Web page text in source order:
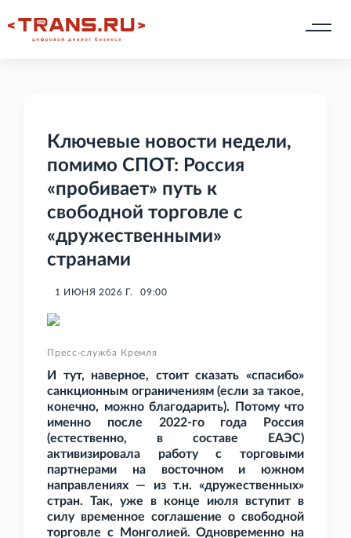
Ключевые новости недели,
помимо СПОТ: Россия
«пробивает» путь к
свободной торговле с
«дружественными»
странами
1 ИЮНЯ 2026 Г. 09:00
Пресс-служба Кремля
И тут, наверное, стоит сказать «спасибо»
санкционным ограничениям (если за такое,
конечно, можно благодарить). Потому что
именно после 2022-го года Россия
(естественно, в составе ЕАЭС)
активизировала работу с торговыми
партнерами на восточном и южном
направлениях — из т.н. «дружественных»
стран. Так, уже в конце июля вступит в
силу временное соглашение о свободной
торговле с Монголией. Одновременно на